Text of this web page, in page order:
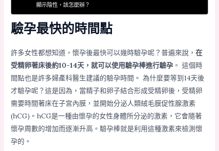
顯示陰性，該怎麼辦？
驗孕最快的時間點
許多女性都想知道，懷孕後最快可以幾時驗孕呢？普遍來說， 在
受精卵著床後約10-14天，就可以使用驗孕棒進行驗孕。 這個時
間點也是許多婦產科醫生建議的驗孕時間。 為什麼要等到14天後
才驗孕呢？這是因為，當精子和卵子結合形成受精卵後，受精卵
需要時間著床在子宮內膜，並開始分泌人類絨毛膜促性腺激素
(hCG)。hCG是一種由懷孕的女性身體所分泌的激素，它會隨著
懷孕周數的增加而逐漸升高。驗孕棒就是利用這種激素來檢測懷
孕的。